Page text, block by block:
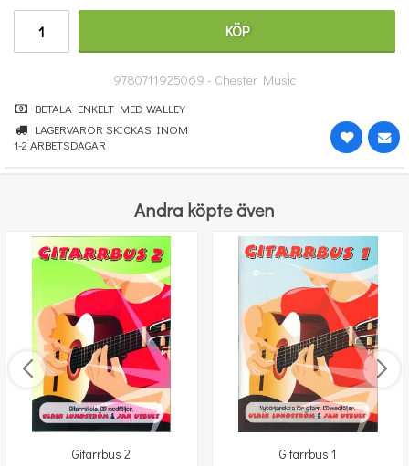
251 kr
KÖP
9780711925069 - Chester Music
BETALA ENKELT MED WALLEY
LAGERVAROR SKICKAS INOM
1-2 ARBETSDAGAR
Andra köpte även
Gitarrbus 2 Gitarrbus 1